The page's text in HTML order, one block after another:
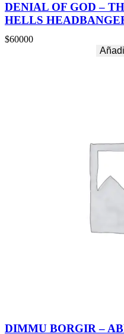
DENIAL OF GOD –
HELLS
$60000
DIMMU BORGIR –